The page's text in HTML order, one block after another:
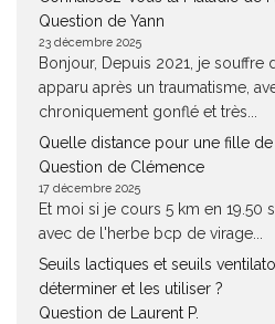
Question de Yann
23 décembre 2025
Bonjour, Depuis 2021, je souffre
apparu après un traumatisme,
chroniquement gonflé et très...
Quelle distance pour une fille de
Question de Clémence
17 décembre 2025
Et moi si je cours 5 km en 19.50
avec de l'herbe bcp de virage...
Seuils lactiques et seuils
déterminer et les utiliser ?
Question de Laurent P.